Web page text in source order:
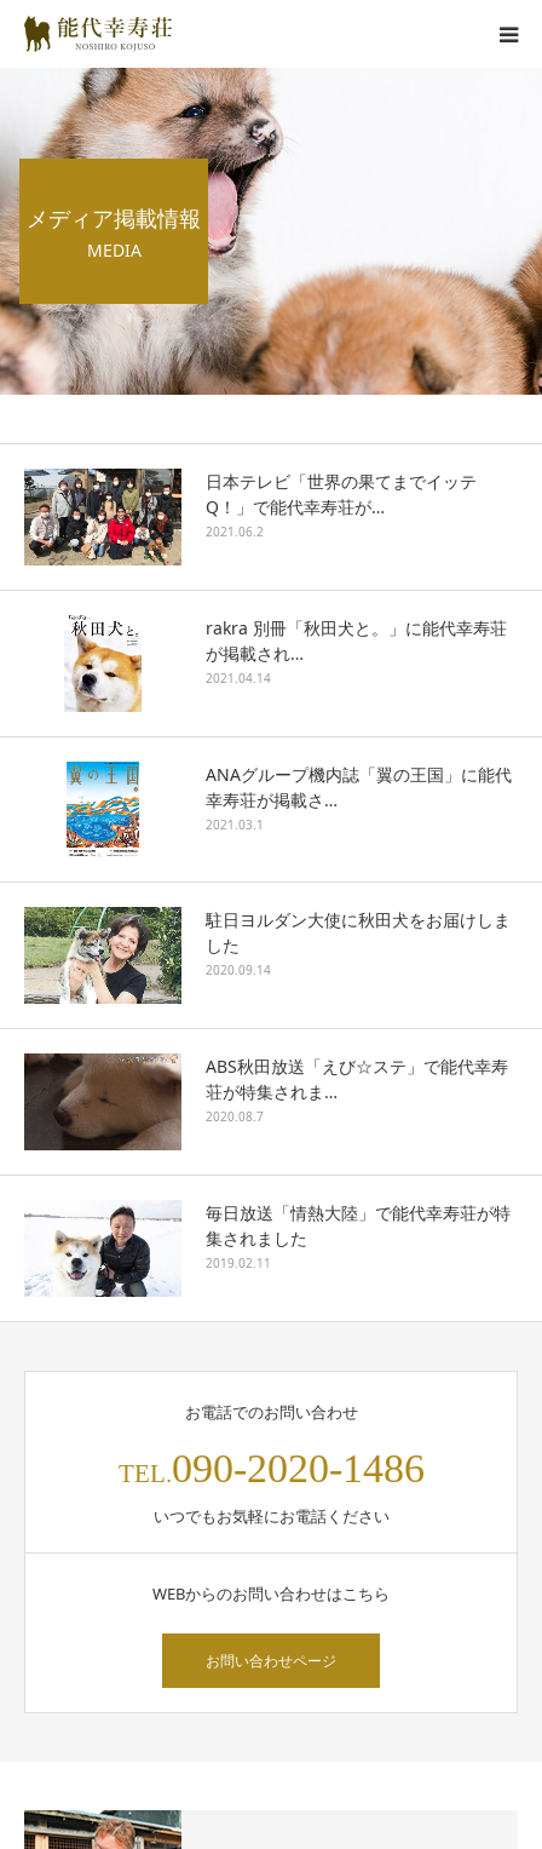
メディア掲載情報
MEDIA
日本テレビ「世界の果てまでイッテ
Q！」で能代幸寿荘が…
2021.06.2
rakra 別冊「秋田犬と。」に能代幸寿荘
が掲載され…
2021.04.14
ANAグループ機内誌「翼の王国」に能代
幸寿荘が掲載さ…
2021.03.1
駐日ヨルダン大使に秋田犬をお届けしま
した
2020.09.14
ABS秋田放送「えび☆ステ」で能代幸寿
荘が特集されま…
2020.08.7
毎日放送「情熱大陸」で能代幸寿荘が特
集されました
2019.02.11
お電話でのお問い合わせ
TEL.090-2020-1486
いつでもお気軽にお電話ください
WEBからのお問い合わせはこちら
お問い合わせページ
能代幸寿荘とは
在舎犬情報
里親情報
掲載情報
お役立ちコラム
お問い合わせ